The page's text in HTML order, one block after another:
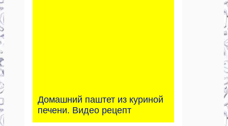
Домашний паштет из куриной
печени. Видео рецепт